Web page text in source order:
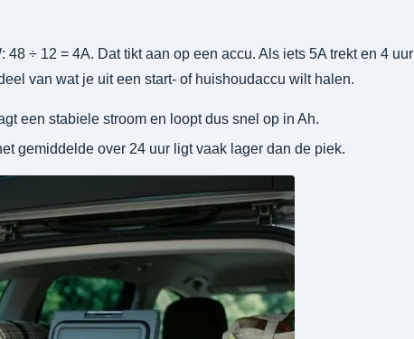
48 ÷ 12 = 4A. Dat tikt aan op een accu. Als iets 5A trekt en 4 uur
van wat je uit een start- of huishoudaccu wilt halen.
een stabiele stroom en loopt dus snel op in Ah.
gemiddelde over 24 uur ligt vaak lager dan de piek.